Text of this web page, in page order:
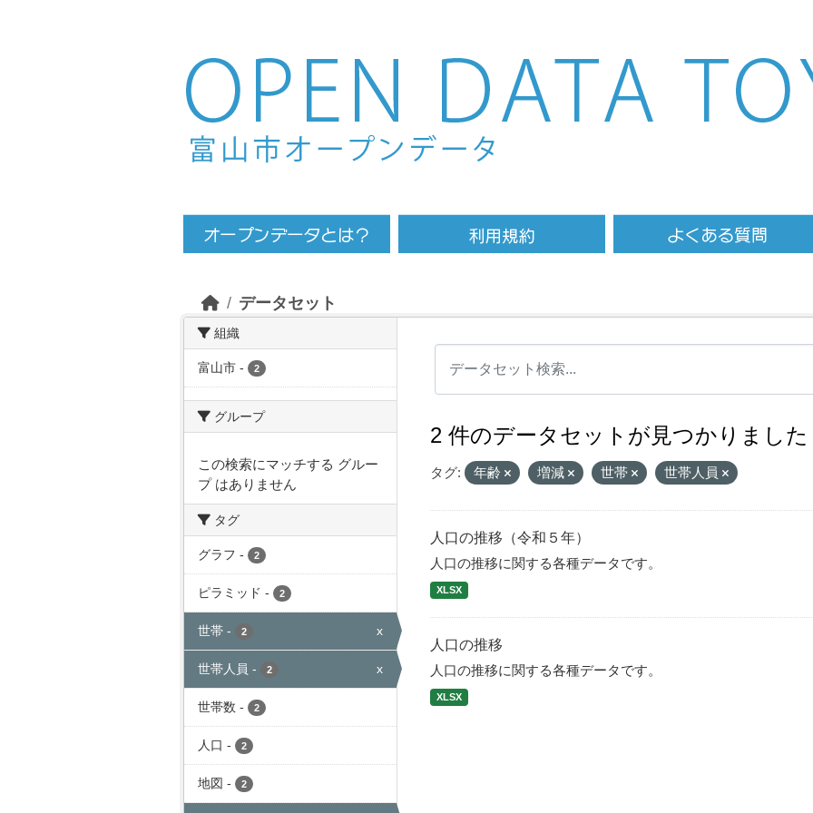
Skip to main content
データセット
組織
富山市 - 2
グループ
この検索にマッチする グルー
プ はありません
タグ
グラフ - 2
ピラミッド - 2
世帯 - 2 x
世帯人員 - 2 x
世帯数 - 2
人口 - 2
地図 - 2
2 件のデータセットが見つかりました
タグ: 年齢 増減 世帯 世帯人員
人口の推移（令和５年）
人口の推移に関する各種データです。
XLSX
人口の推移
人口の推移に関する各種データです。
XLSX